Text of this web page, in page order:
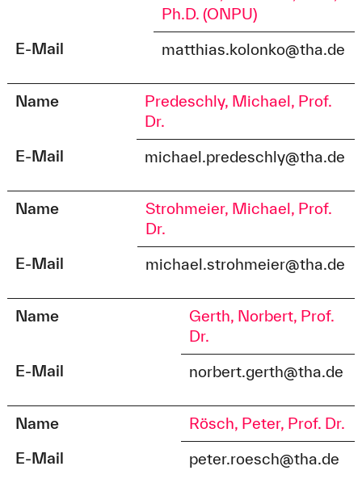
Ph.D. (ONPU)
E-Mail
matthias.kolonko@tha.de
Name
Predeschly, Michael, Prof.
Dr.
E-Mail
michael.predeschly@tha.de
Name
Strohmeier, Michael, Prof.
Dr.
E-Mail
michael.strohmeier@tha.de
Name
Gerth, Norbert, Prof.
Dr.
E-Mail
norbert.gerth@tha.de
Name
Rösch, Peter, Prof. Dr.
E-Mail
peter.roesch@tha.de